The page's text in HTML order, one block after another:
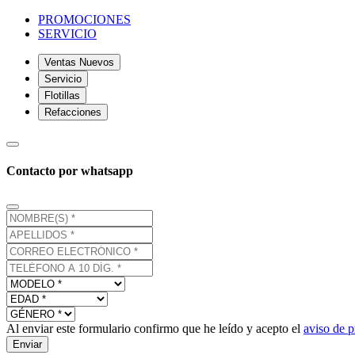
PROMOCIONES
SERVICIO
Ventas Nuevos
Servicio
Flotillas
Refacciones
Contacto por whatsapp
Al enviar este formulario confirmo que he leído y acepto el aviso de
Enviar